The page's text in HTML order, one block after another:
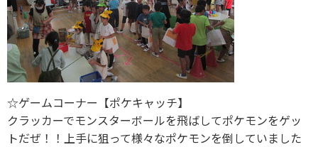
☆ゲームコーナー【ポケキャッチ】
クラッカーでモンスターボールを飛ばしてポケモンをゲッ
トだぜ！！上手に狙って様々なポケモンを倒していました